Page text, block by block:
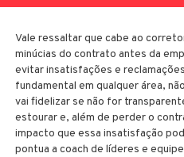
Vale ressaltar que cabe ao
minúcias do contrato antes da
evitar insatisfações e
fundamental em qualquer área,
vai fidelizar se não for
estourar e, além de perder o
impacto que essa insatisfação
pontua a coach de líderes e